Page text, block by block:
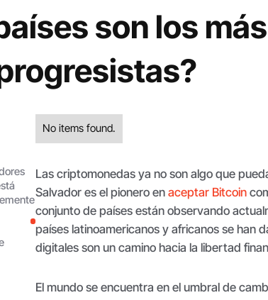
son los más
No items found.
Las criptomonedas ya no son algo que
Salvador es el pionero enaceptar Bitcoin
conjunto de países están observando
países latinoamericanos y africanos se han
digitales son un camino hacia la libertad
El mundo se encuentra en el umbral de